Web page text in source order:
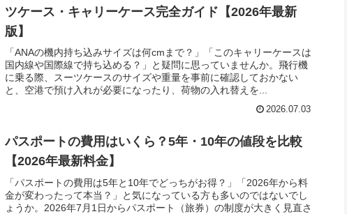
ツケース・キャリーケース完全ガイド【2026年最新
版】
「ANAの機内持ち込みサイズは何cmまで？」「このキャリーケースは
国内線や国際線で持ち込める？」と疑問に思っていませんか。飛行機
に乗る際、スーツケースのサイズや重量を事前に確認しておかない
と、空港で預け入れが必要になったり、荷物の入れ替えを...
2026.07.03
パスポートの費用はいくら？5年・10年の値段を比較
【2026年最新料金】
「パスポートの費用は5年と10年でどっちがお得？」「2026年から料
金が変わったって本当？」と気になっている方も多いのではないでし
ょうか。2026年7月1日からパスポート（旅券）の制度が大きく見直さ